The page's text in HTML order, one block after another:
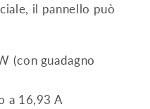
il pannello può
(con guadagno
a 16,93 A